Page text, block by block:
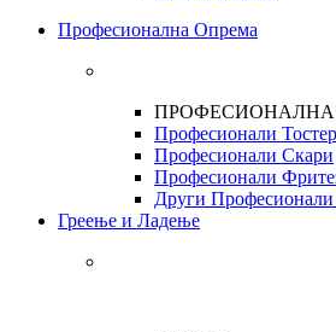
Професионална Опрема
Професионали
Професионали Скари
Професионали
Други
Греење и Ладење